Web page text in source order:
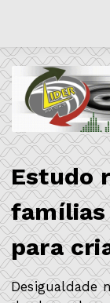
Estudo
para
Desigualdade